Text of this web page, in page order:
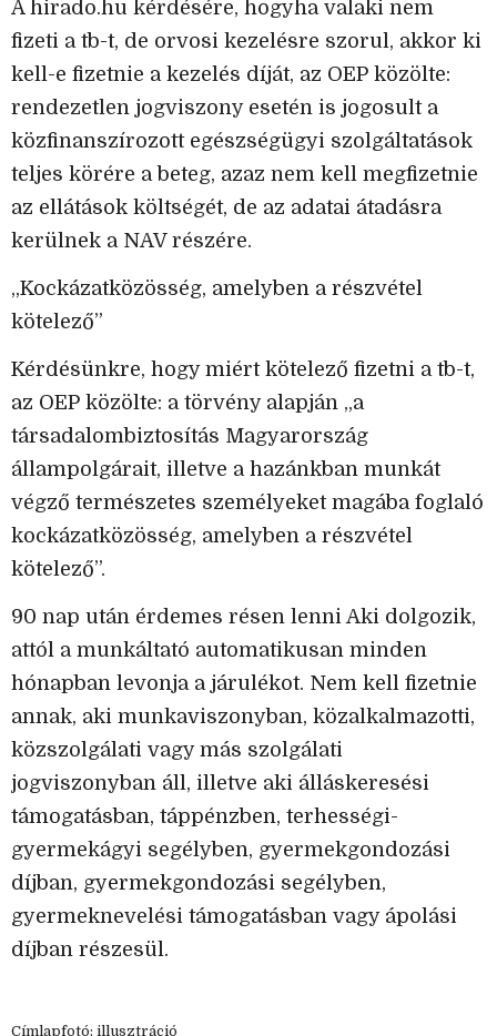
A hirado.hu kérdésére, hogyha valaki nem
fizeti a tb-t, de orvosi kezelésre szorul, akkor ki
kell-e fizetnie a kezelés díját, az OEP közölte:
rendezetlen jogviszony esetén is jogosult a
közfinanszírozott egészségügyi szolgáltatások
teljes körére a beteg, azaz nem kell megfizetnie
az ellátások költségét, de az adatai átadásra
kerülnek a NAV részére.
„Kockázatközösség, amelyben a részvétel
kötelező”
Kérdésünkre, hogy miért kötelező fizetni a tb-t,
az OEP közölte: a törvény alapján „a
társadalombiztosítás Magyarország
állampolgárait, illetve a hazánkban munkát
végző természetes személyeket magába foglaló
kockázatközösség, amelyben a részvétel
kötelező”.
90 nap után érdemes résen lenni Aki dolgozik,
attól a munkáltató automatikusan minden
hónapban levonja a járulékot. Nem kell fizetnie
annak, aki munkaviszonyban, közalkalmazotti,
közszolgálati vagy más szolgálati
jogviszonyban áll, illetve aki álláskeresési
támogatásban, táppénzben, terhességi-
gyermekágyi segélyben, gyermekgondozási
díjban, gyermekgondozási segélyben,
gyermeknevelési támogatásban vagy ápolási
díjban részesül.
Címlapfotó: illusztráció